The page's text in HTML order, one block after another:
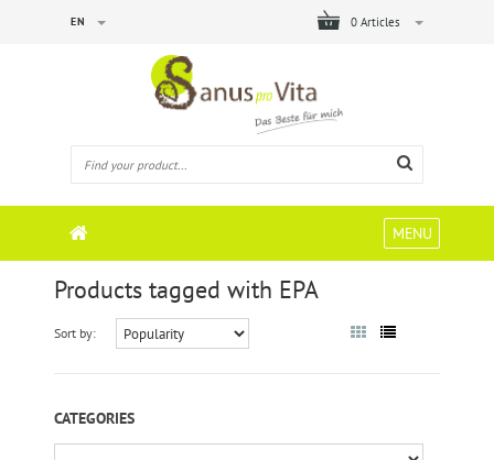
0 Articles
EN
MENU
Products tagged with EPA
Sort by:
CATEGORIES